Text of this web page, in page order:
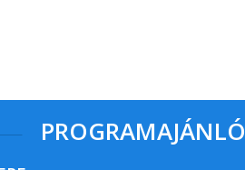
PROGRAMAJÁNLÓ